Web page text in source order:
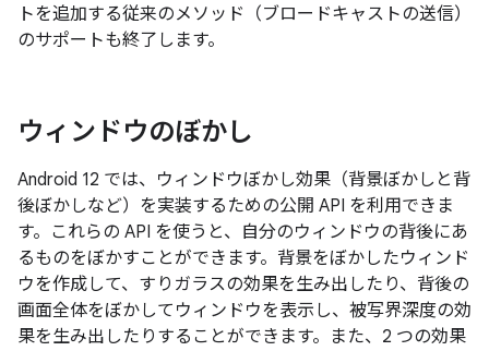
トを追加する従来のメソッド（ブロードキャストの送信）
のサポートも終了します。
ウィンドウのぼかし
Android 12 では、ウィンドウぼかし効果（背景ぼかしと背
後ぼかしなど）を実装するための公開 API を利用できま
す。これらの API を使うと、自分のウィンドウの背後にあ
るものをぼかすことができます。背景をぼかしたウィンド
ウを作成して、すりガラスの効果を生み出したり、背後の
画面全体をぼかしてウィンドウを表示し、被写界深度の効
果を生み出したりすることができます。また、2 つの効果